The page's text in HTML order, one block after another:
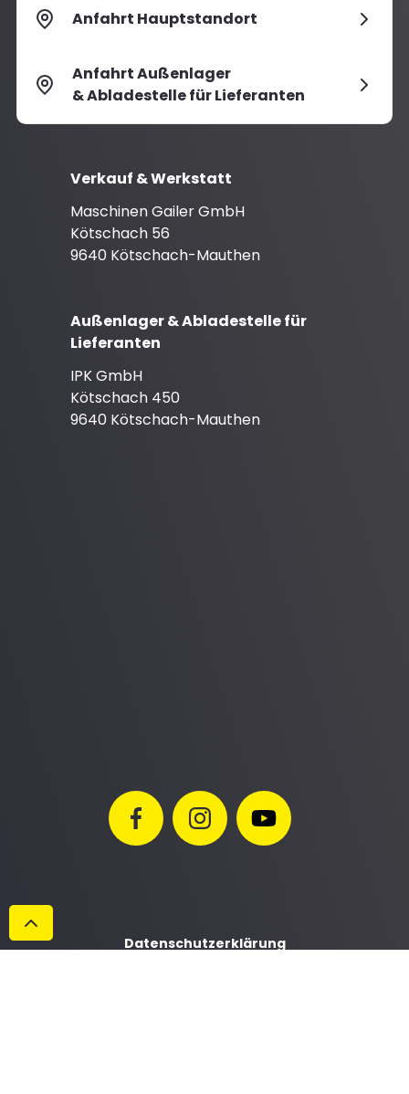
Anfahrt Hauptstandort
Anfahrt Außenlager
& Abladestelle für Lieferanten
Verkauf & Werkstatt
Maschinen Gailer GmbH
Kötschach 56
9640 Kötschach-Mauthen
Außenlager & Abladestelle für
Lieferanten
IPK GmbH
Kötschach 450
9640 Kötschach-Mauthen
Datenschutzerklärung